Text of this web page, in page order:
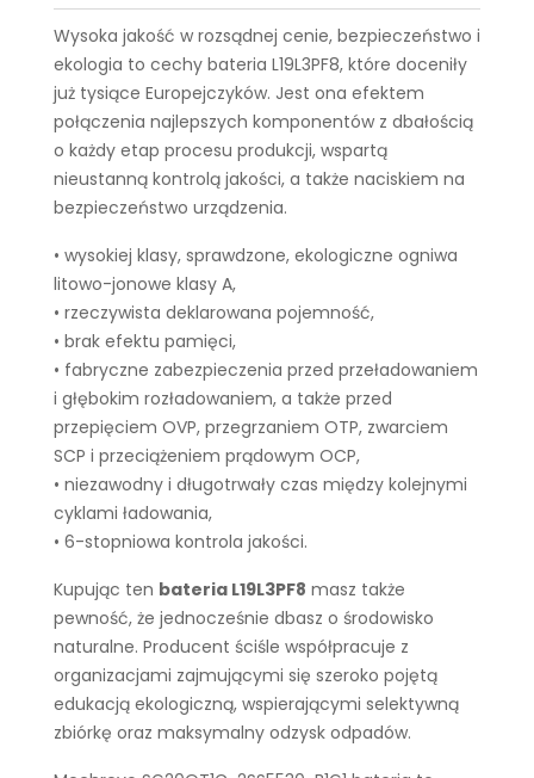
Wysoka jakość w rozsądnej cenie, bezpieczeństwo i
ekologia to cechy bateria L19L3PF8, które doceniły
już tysiące Europejczyków. Jest ona efektem
połączenia najlepszych komponentów z dbałością
o każdy etap procesu produkcji, wspartą
nieustanną kontrolą jakości, a także naciskiem na
bezpieczeństwo urządzenia.
• wysokiej klasy, sprawdzone, ekologiczne ogniwa
litowo-jonowe klasy A,
• rzeczywista deklarowana pojemność,
• brak efektu pamięci,
• fabryczne zabezpieczenia przed przeładowaniem
i głębokim rozładowaniem, a także przed
przepięciem OVP, przegrzaniem OTP, zwarciem
SCP i przeciążeniem prądowym OCP,
• niezawodny i długotrwały czas między kolejnymi
cyklami ładowania,
• 6-stopniowa kontrola jakości.
Kupując ten bateria L19L3PF8 masz także
pewność, że jednocześnie dbasz o środowisko
naturalne. Producent ściśle współpracuje z
organizacjami zajmującymi się szeroko pojętą
edukacją ekologiczną, wspierającymi selektywną
zbiórkę oraz maksymalny odzysk odpadów.